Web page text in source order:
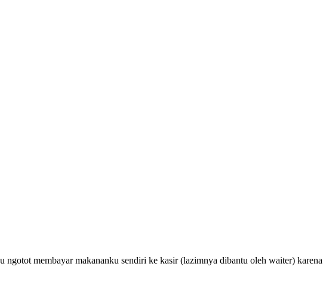
membayar makananku sendiri ke kasir (lazimnya dibantu oleh waiter) karena